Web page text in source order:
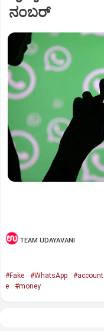
ನಂಬರ್‌
TEAM UDAYAVANI
#Fake #WhatsApp #account
e
#money